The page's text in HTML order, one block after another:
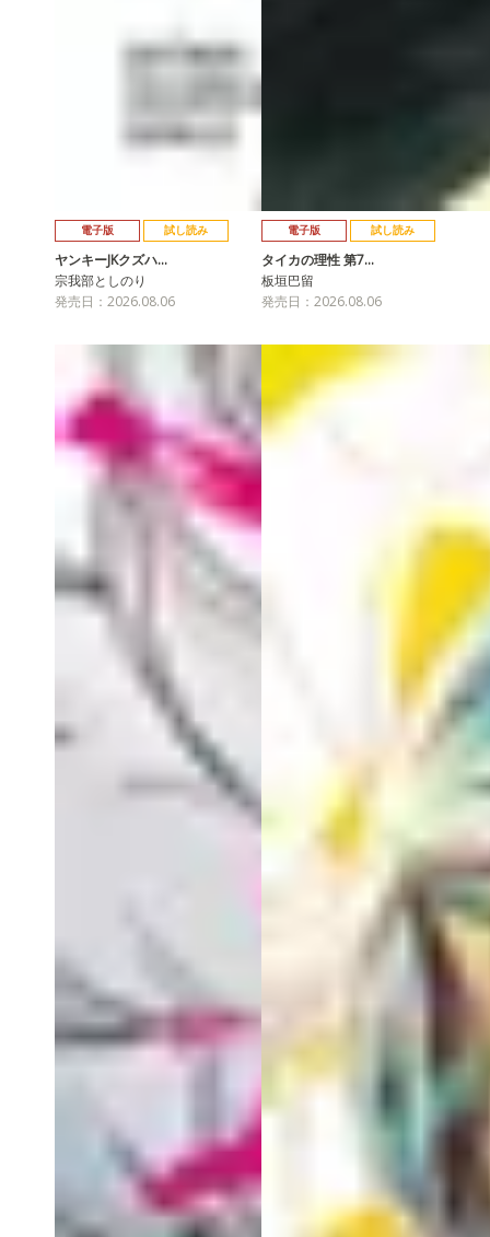
電子版 試し読み
ヤンキーJKクズハ…
宗我部としのり
発売日：2026.08.06
電子版 試し読み
タイカの理性 第7…
板垣巴留
発売日：2026.08.06